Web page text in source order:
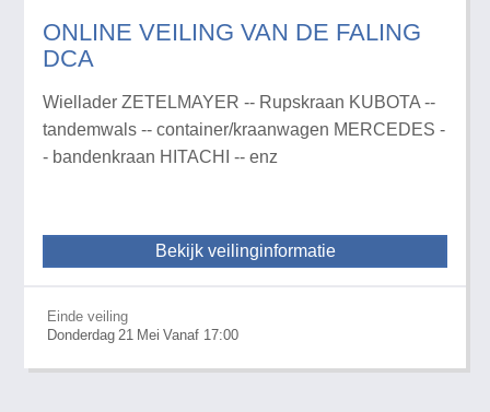
ONLINE VEILING VAN DE FALING
DCA
Wiellader ZETELMAYER -- Rupskraan KUBOTA --
tandemwals -- container/kraanwagen MERCEDES -
- bandenkraan HITACHI -- enz
Bekijk veilinginformatie
Einde veiling
Donderdag 21 Mei Vanaf 17:00